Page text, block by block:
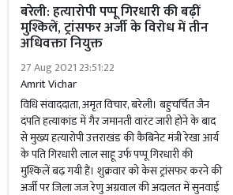
बरेली: हत्यारोपी पप्पू गिरधारी की बढ़ीं
मुश्किलें, ट्रांसफर अर्जी के विरोध में तीन
अधिवक्ता नियुक्त
27 Aug 2021 23:51:22
Amrit Vichar
विधि संवाददाता, अमृत विचार, बरेली। बहुचर्चित जैन
दंपति हत्याकांड में गैर जमानती वारंट जारी होने के बाद
से मुख्य हत्यारोपी उत्तराखंड की कैबिनेट मंत्री रेखा आर्य
के पति गिरधारी लाल साहू उर्फ पप्पू गिरधारी की
मुश्किलें बढ़ गयी हैं। शुक्रवार को केस ट्रांसफर करने की
अर्जी पर जिला जज रेणु अग्रवाल की अदालत में सुनवाई